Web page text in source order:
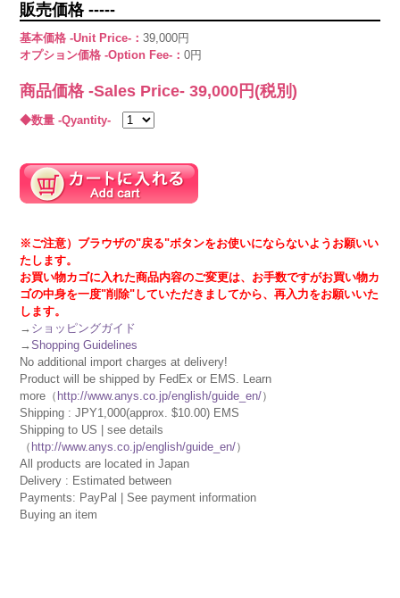
販売価格 -----
基本価格 -Unit Price-：39,000円
オプション価格 -Option Fee-：0円
商品価格 -Sales Price-39,000 円(税別)
◆数量 -Qyantity-
※ご注意）ブラウザの"戻る"ボタンをお使いにならないようお願いい
たします。
お買い物カゴに入れた商品内容のご変更は、お手数ですがお買い物カ
ゴの中身を一度"削除"していただきましてから、再入力をお願いいた
します。
→ ショッピングガイド
→Shopping Guidelines
No additional import charges at delivery!
Product will be shipped by FedEx or EMS. Learn
more（ http://www.anys.co.jp/english/guide_en/）
Shipping : JPY1,000(approx. $10.00) EMS
Shipping to US | see details
（ http://www.anys.co.jp/english/guide_en/）
All products are located in Japan
Delivery : Estimated between
Payments: PayPal | See payment information
Buying an item